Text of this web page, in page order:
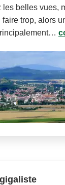
les belles vues,
trop, alors